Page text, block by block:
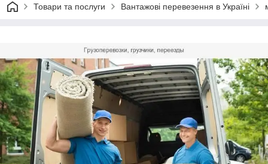
Товари та послуги Вантажові перевезення в Україні